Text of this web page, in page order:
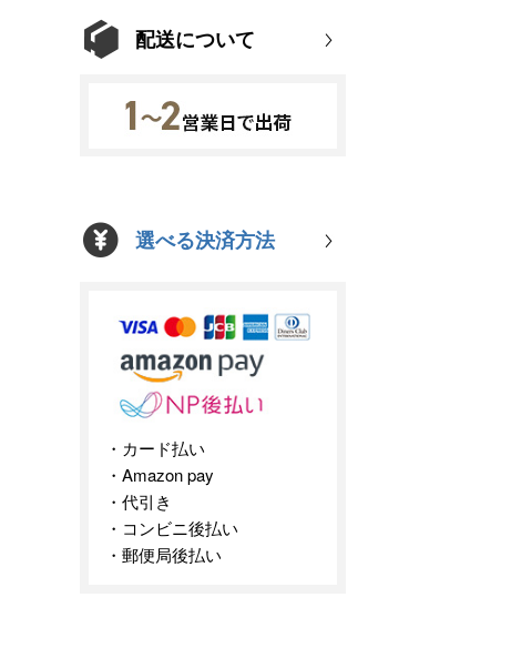
配送について
選べる決済方法
カード払い
Amazon pay
代引き
コンビニ後払い
郵便局後払い